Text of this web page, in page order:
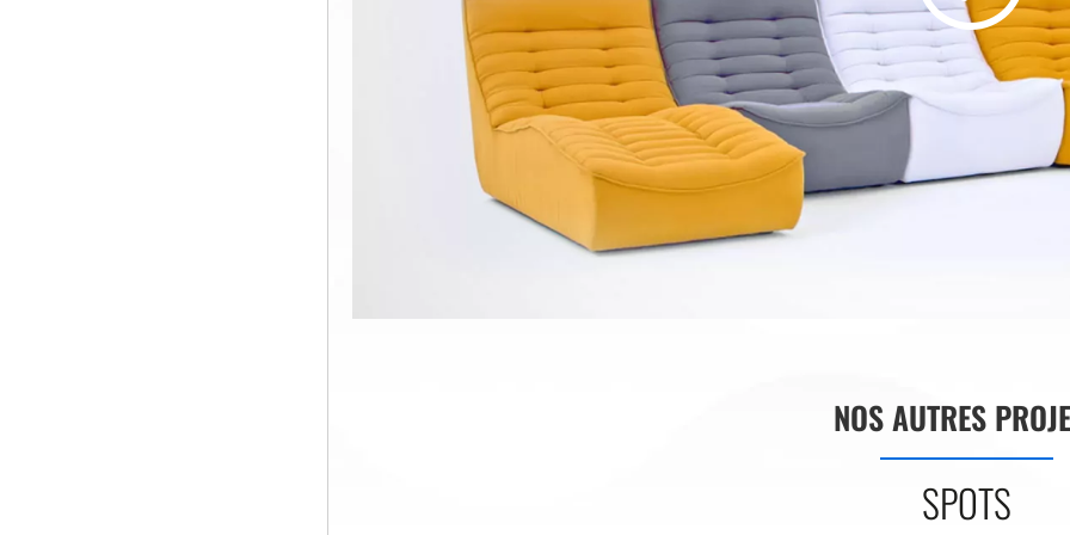
J’ACCEPTE LES CONDITIONS D’UTILISATION
JE M’ABONNE
contact@lesaliens.com
01 49 65 10 30
18, rue de Saisset – 92120 Montrouge
NOS AUTRES
SPOTS